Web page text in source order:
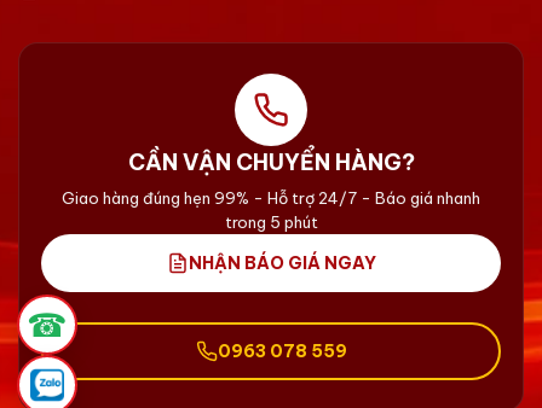
CẦN VẬN CHUYỂN HÀNG?
Giao hàng đúng hẹn 99% - Hỗ trợ 24/7 - Báo giá nhanh
trong 5 phút
NHẬN BÁO GIÁ NGAY
0963 078 559
☎